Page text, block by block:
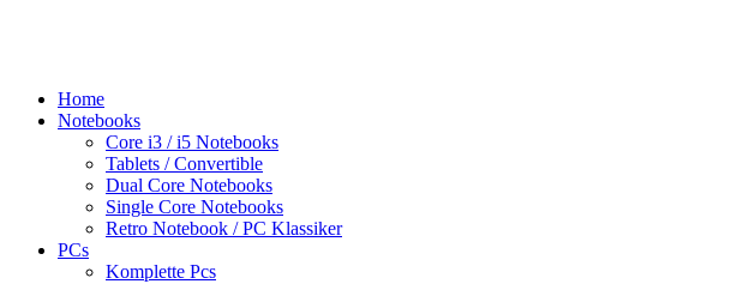
Home
Notebooks
Core i3 / i5 Notebooks
Tablets / Convertible
Dual Core Notebooks
Single Core Notebooks
Retro Notebook / PC Klassiker
PCs
Komplette Pcs